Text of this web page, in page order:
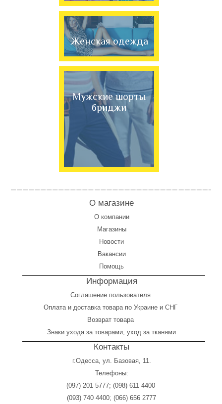
Женская одежда
Мужские шорты
бриджи
О магазине
О компании
Магазины
Новости
Вакансии
Помощь
Информация
Соглашение пользователя
Оплата и доставка товара по Украине и СНГ
Возврат товара
Знаки ухода за товарами, уход за тканями
Контакты
г.Одесса, ул. Базовая, 11.
Телефоны:
(097) 201 5777; (098) 611 4400
(093) 740 4400; (066) 656 2777